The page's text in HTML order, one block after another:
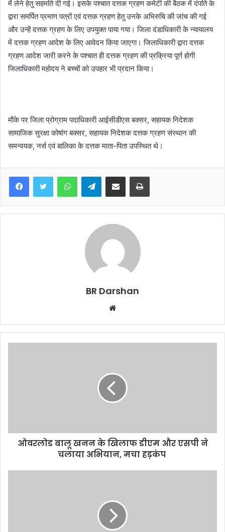
में लेने हेतु सहमति दी गई। इसके पश्चात दत्तक ग्रहण कमेटी की बैठक में दंपति के
द्वारा समर्पित प्रमाण पत्रों एवं दत्तक ग्रहण हेतु उनके अभिरुचि की जांच की गई
और उन्हें दत्तक ग्रहण के लिए उपयुक्त पाया गया। जिला दंडाधिकारी के न्यायालय
में दत्तक ग्रहण आदेश के लिए आवेदन किया जाएगा। जिलाधिकारी द्वारा दत्तक
ग्रहण आदेश जारी करने के पश्चात ही दत्तक ग्रहण की प्रक्रिया पूर्ण होगी
जिलाधिकारी महोदय ने बच्चों को उपहार भी प्रदान किया।
मौके पर जिला प्रोग्राम पदाधिकारी आईसीडीएस बक्सर, सहायक निदेशक
सामाजिक सुरक्षा कोषांग बक्सर, सहायक निदेशक दत्तक ग्रहण संस्थान की
समन्वयक, नर्स एवं बालिका के दत्तक माता-पिता उपस्थित थे।
Telegram
BR Darshan
b
s
e
ओवरलोड बालू खनन के खिलाफ डीएम और एसपी ने
चलाया अभियान, मचा हड़कंप